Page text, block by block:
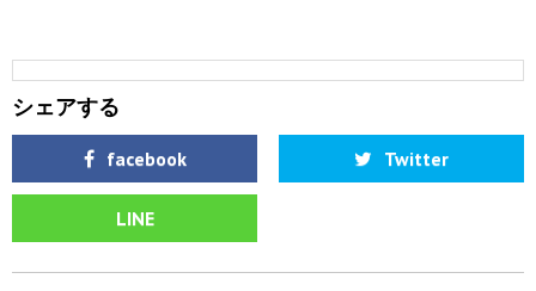
シェアする
facebook Twitter
LINE